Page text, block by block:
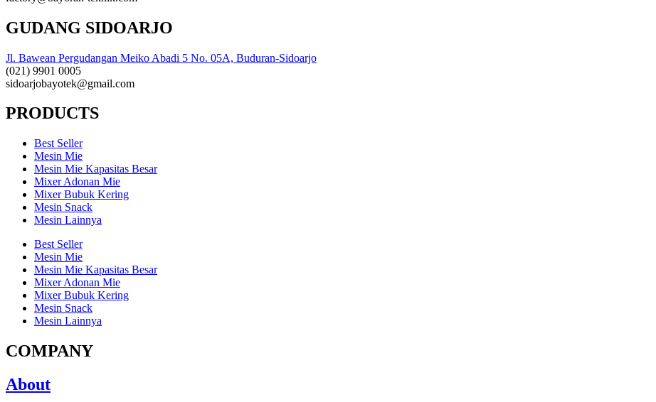
GUDANG SIDOARJO
Jl. Bawean Pergudangan Meiko Abadi 5 No. 05A, Buduran-Sidoarjo
(021) 9901 0005
sidoarjobayotek@gmail.com
PRODUCTS
Best Seller
Mesin Mie
Mesin Mie Kapasitas Besar
Mixer Adonan Mie
Mixer Bubuk Kering
Mesin Snack
Mesin Lainnya
Best Seller
Mesin Mie
Mesin Mie Kapasitas Besar
Mixer Adonan Mie
Mixer Bubuk Kering
Mesin Snack
Mesin Lainnya
COMPANY
About